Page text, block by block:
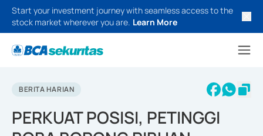
Start your investment journey with seamless access to the
stock market wherever you are. Learn More
BERITA HARIAN
PERKUAT POSISI, PETINGGI